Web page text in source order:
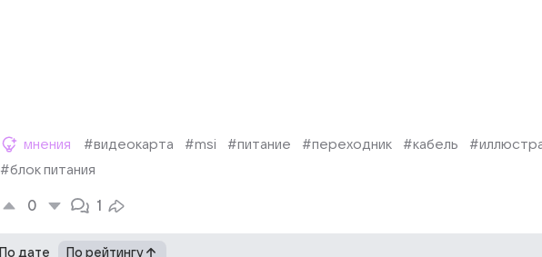
мнения #видеокарта #msi #питание #переходник #кабель
#блок питания
0 1
По дате По рейтингу